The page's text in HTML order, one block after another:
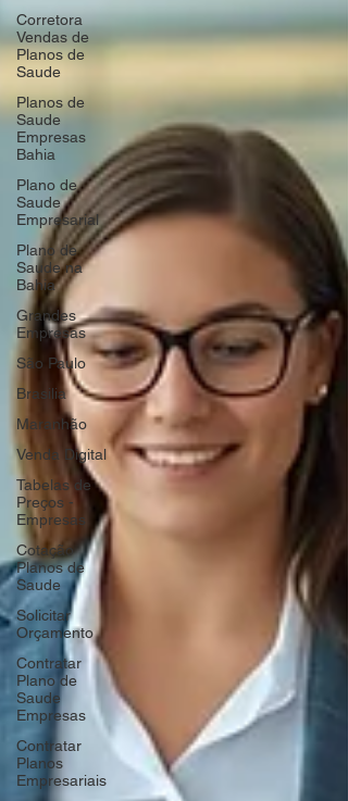
Corretora
Vendas de
Planos de
Saude
Planos de
Saude
Empresas
Bahia
Plano de
Saude
Empresarial
Plano de
Saude na
Bahia
Grandes
Empresas
São Paulo
Brasilia
Maranhão
Venda Digital
Tabelas de
Preços -
Empresas
Cotação
Planos de
Saude
Solicitar
Orçamento
Contratar
Plano de
Saude
Empresas
Contratar
Planos
Empresariais